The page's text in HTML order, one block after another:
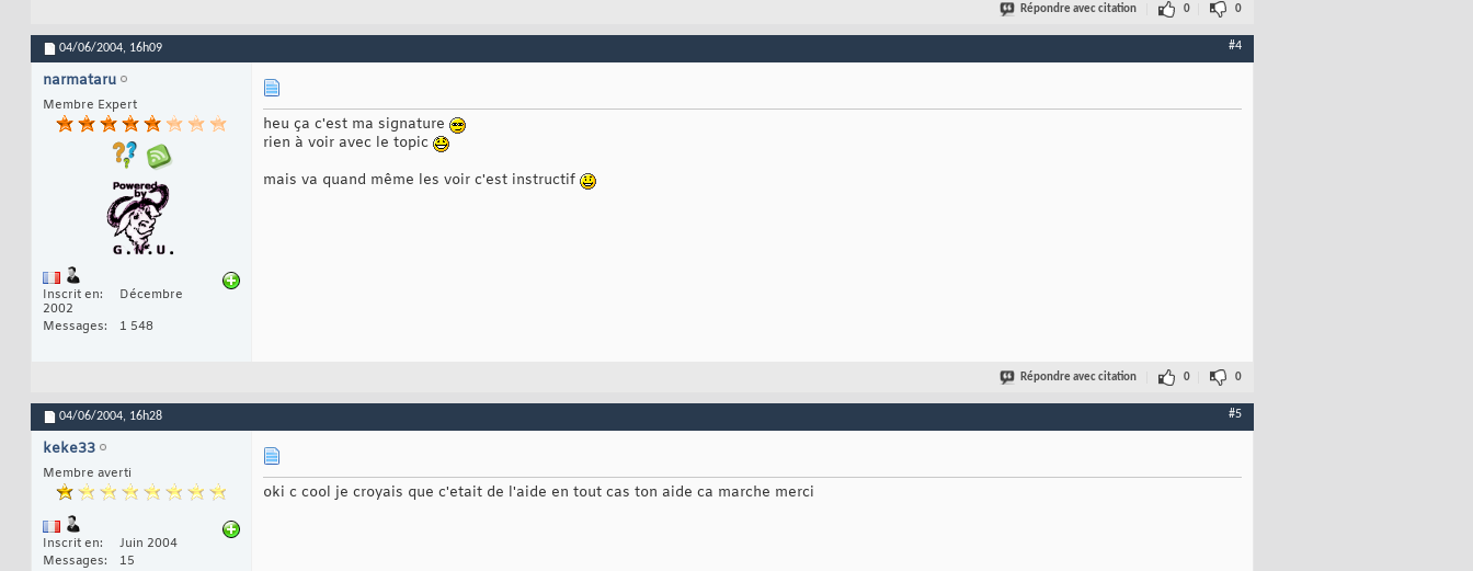
Répondre avec citation 0 0
04/06/2004, 16h09 #4
narmataru
Membre Expert
Inscrit en
Décembre
2002
Messages
1 548
heu ça c'est ma signature
rien à voir avec le topic
mais va quand même les voir c'est instructif
Répondre avec citation 0 0
04/06/2004, 16h28 #5
keke33
Membre averti
Inscrit en
Juin 2004
Messages
15
oki c cool je croyais que c'etait de l'aide en tout cas ton aide ca marche merci